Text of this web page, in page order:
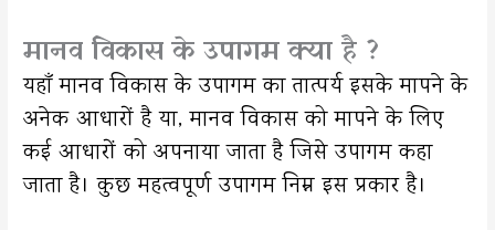
मानव विकास के उपागम क्या है ?
यहाँ मानव विकास के उपागम का तात्पर्य इसके मापने के
अनेक आधारों है या, मानव विकास को मापने के लिए
कई आधारों को अपनाया जाता है जिसे उपागम कहा
जाता है। कुछ महत्वपूर्ण उपागम निम्न इस प्रकार है।